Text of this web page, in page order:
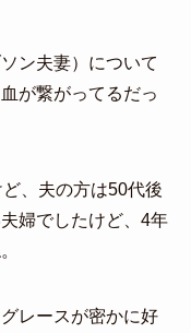
ン夫妻）について
が繋がってるだっ
、夫の方は50代後
婦でしたけど、4年
レースが密かに好